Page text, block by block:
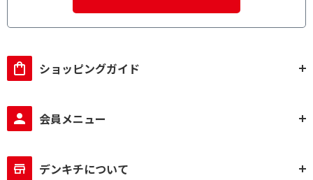
ショッピングガイド
会員メニュー
デンキチについて